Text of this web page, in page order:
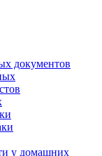
документов
у домашних